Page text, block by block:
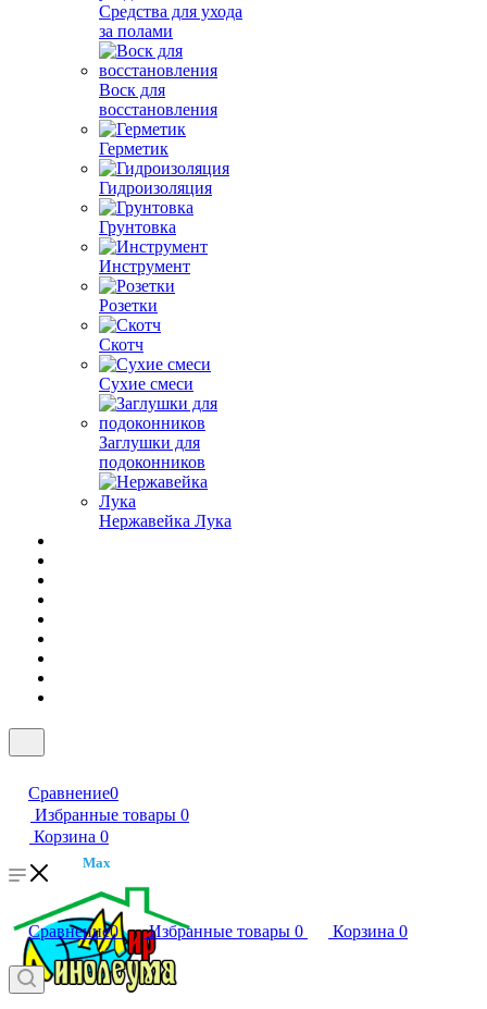
Средства для ухода
за полами
Воск для
восстановления
Герметик
Гидроизоляция
Грунтовка
Инструмент
Розетки
Скотч
Сухие смеси
Заглушки для
подоконников
Нержавейка Лука
Сравнение0
Избранные товары 0
Корзина 0
Max
Сравнение0 Избранные товары 0 Корзина 0